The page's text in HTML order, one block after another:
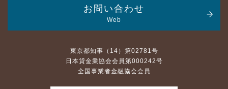
お問い合わせ
Web
東京都知事（14）第02781号
日本貸金業協会会員第000242号
全国事業者金融協会会員